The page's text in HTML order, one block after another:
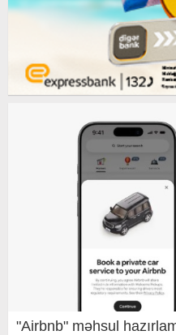
"Airbnb" məhsul